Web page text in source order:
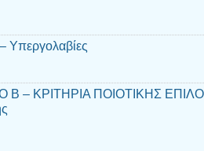
Υπεργολαβίες
– ΚΡΙΤΗΡΙΑ ΠΟΙΟΤΙΚΗΣ